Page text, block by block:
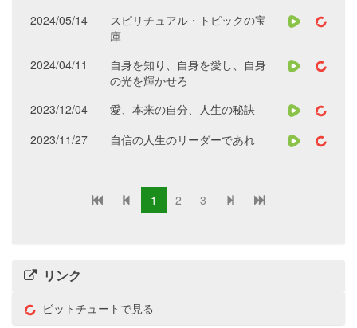
2024/05/14
スピリチュアル・トピックの宝
庫
2024/04/11
自身を知り、自身を愛し、自身
の光を輝かせろ
2023/12/04
愛、本来の自分、人生の秘訣
2023/11/27
自信の人生のリーダーであれ
1 2 3
リンク
ビットチュートで見る